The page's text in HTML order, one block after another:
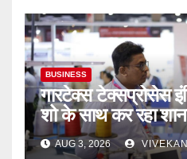
BUSINESS
गारटेक्स टेक्सप्रोसेस
शो के साथ कर रहा
AUG 3, 2026